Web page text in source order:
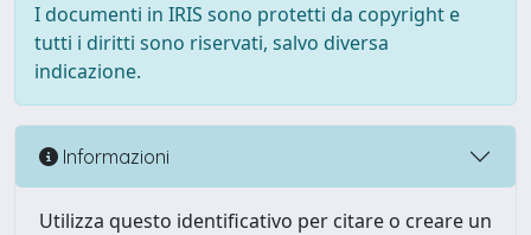
I documenti in IRIS sono protetti da copyright e
tutti i diritti sono riservati, salvo diversa
indicazione.
Informazioni
Utilizza questo identificativo per citare o creare un